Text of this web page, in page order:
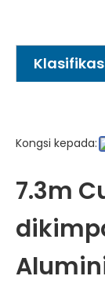
Kongsi kepada:
7.3m